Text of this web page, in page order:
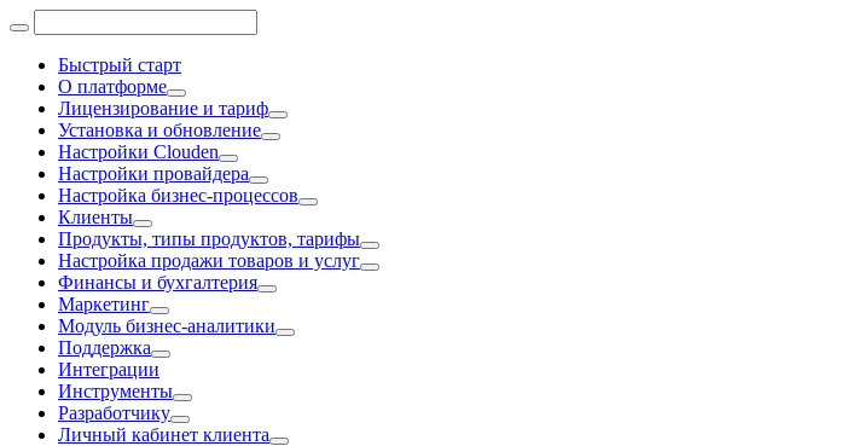
Быстрый старт
О платформе
Лицензирование и тариф
Установка и обновление
Настройки Clouden
Настройки провайдера
Настройка бизнес-процессов
Клиенты
Продукты, типы продуктов, тарифы
Настройка продажи товаров и услуг
Финансы и бухгалтерия
Маркетинг
Модуль бизнес-аналитики
Поддержка
Интеграции
Инструменты
Разработчику
Личный кабинет клиента